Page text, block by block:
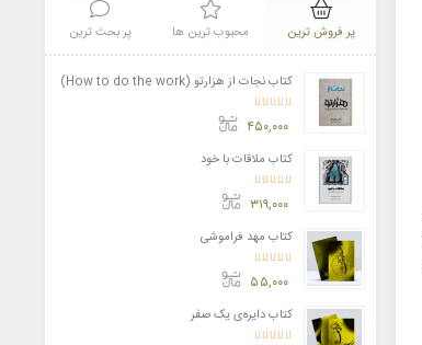
پر فروش ترین محبوب ترین ها پر بحث ترین
کتاب نجات از هزارتو (How to do the work)
4.11 از 5 ۴۵۰,۰۰۰
کتاب ملاقات با خود
امتیاز3.50 از 5 ۳۱۹,۰۰۰
کتاب مهد فراموشی
5.00 از 5 ۵۵,۰۰۰
کتاب دایره‌ی یک صفر